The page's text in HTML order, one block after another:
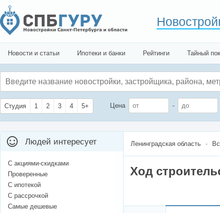
Новости и статьи Ипотеки и банки Рейтинги Тайный
Студия 1 2 3 4 5+ Цена -
Ленинградская область
Ход
Людей интересует
С акциями-скидками
Проверенные
С ипотекой
С рассрочкой
Самые дешевые